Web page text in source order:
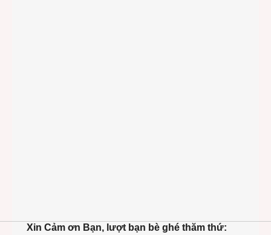
Xin Cảm ơn Bạn, lượt bạn bè ghé thăm thứ: